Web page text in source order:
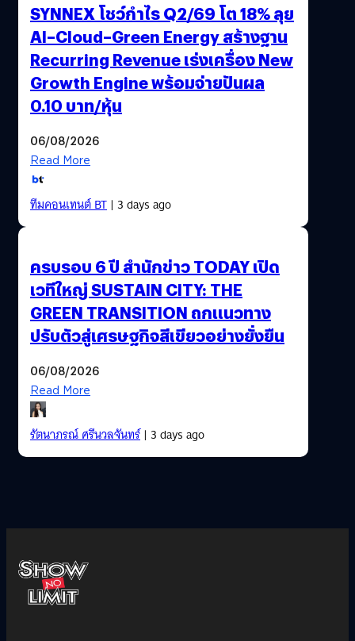
SYNNEX โชว์กำไร Q2/69 โต 18% ลุย
AI–Cloud–Green Energy สร้างฐาน
Recurring Revenue เร่งเครื่อง New
Growth Engine พร้อมจ่ายปันผล
0.10 บาท/หุ้น
06/08/2026
Read More
ทีมคอนเทนต์ BT| 3 days ago
ครบรอบ 6 ปี สำนักข่าว TODAY เปิด
เวทีใหญ่ SUSTAIN CITY: THE
GREEN TRANSITION ถกแนวทาง
ปรับตัวสู่เศรษฐกิจสีเขียวอย่างยั่งยืน
06/08/2026
Read More
รัตนาภรณ์ ศรีนวลจันทร์| 3 days ago